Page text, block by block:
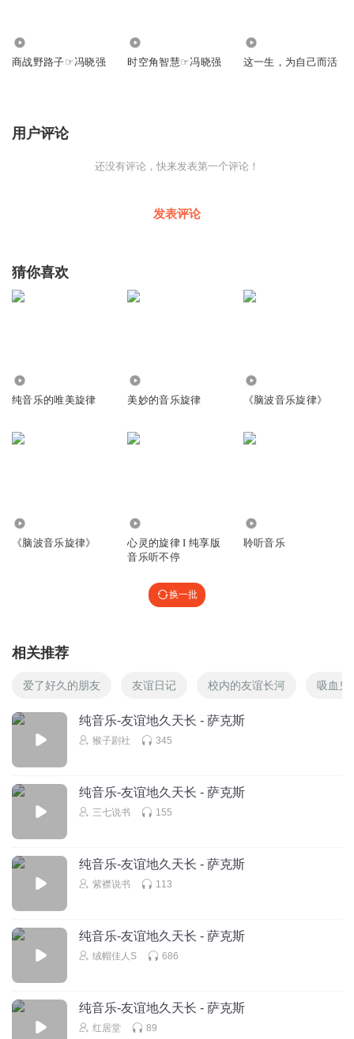
商战野路子☞冯晓强 时空角智慧☞冯晓强 这一生，为自己而活
用户评论
还没有评论，快来发表第一个评论！
发表评论
猜你喜欢
纯音乐的唯美旋律 美妙的音乐旋律 《脑波音乐旋律》
《脑波音乐旋律》
心灵的旋律 I 纯享版
音乐听不停
聆听音乐
换一批
相关推荐
爱了好久的朋友 友谊日记 校内的友谊长河 吸血鬼
纯音乐-友谊地久天长 - 萨克斯
猴子剧社 345
纯音乐-友谊地久天长 - 萨克斯
三七说书 155
纯音乐-友谊地久天长 - 萨克斯
紫襟说书 113
纯音乐-友谊地久天长 - 萨克斯
绒帽佳人S 686
纯音乐-友谊地久天长 - 萨克斯
红居堂 89